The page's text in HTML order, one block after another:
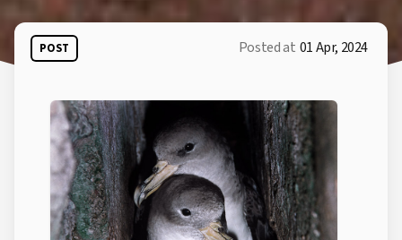
POST Posted at 01 Apr, 2024